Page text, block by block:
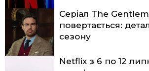
Серіал The
повертається:
сезону
Netflix з 6 по 12